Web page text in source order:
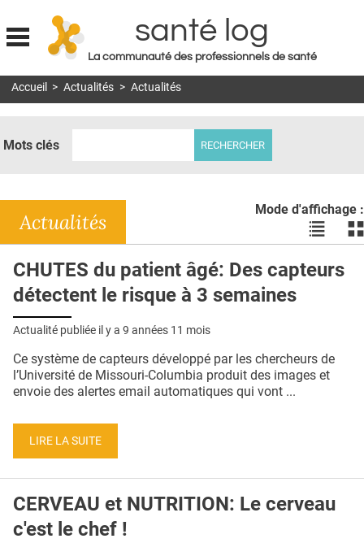
Jump to navigation
santé log
La communauté des professionnels de santé
MON COMPTE
DOSSIERS
RÉSEAUX
E-REVUE SAD
QUI SOMMES-NOUS ?
CONDITIONS GÉNÉRALES
CRÉDITS
Accueil > Actualités > Actualités
Mots clés
Mode d'affichage :
Voir
les
en
les
Actualités
CHUTES du patient âgé: Des capteurs
détectent le risque à 3 semaines
Actualité publiée il y a 9 années 11 mois
Ce système de capteurs développé par les chercheurs de
l’Université de Missouri-Columbia produit des images et
envoie des alertes email automatiques qui vont ...
LIRE LA SUITE
CERVEAU et NUTRITION: Le cerveau
c'est le chef !